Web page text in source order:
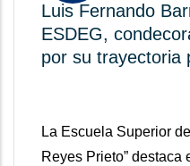
Luis Fernando
ESDEG,
por su trayectoria
La Escuela Superior
Reyes Prieto”